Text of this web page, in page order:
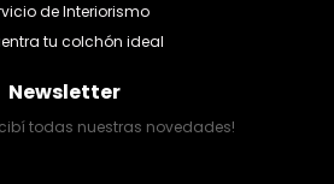
de Interiorismo
tu colchón ideal
Newsletter
todas nuestras novedades!